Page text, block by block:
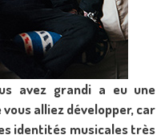
avez grandi a eu une
alliez développer, car
identités musicales très